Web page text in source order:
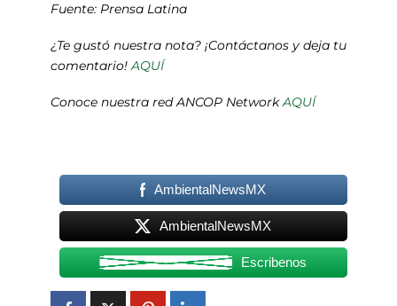
Fuente: Prensa Latina
¿Te gustó nuestra nota? ¡Contáctanos y deja tu
comentario!AQUÍ
Conoce nuestra red ANCOP NetworkAQUÍ
AmbientalNewsMX
AmbientalNewsMX
Escribenos